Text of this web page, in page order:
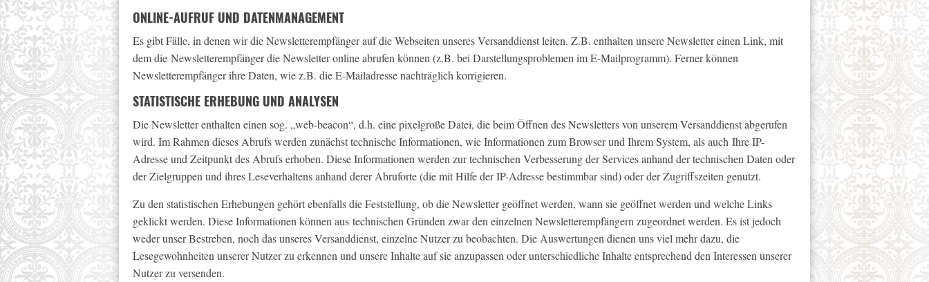
ONLINE-AUFRUF UND DATENMANAGEMENT
Es gibt Fälle, in denen wir die Newsletterempfänger auf die Webseiten unseres Versanddienst leiten. Z.B. enthalten unsere Newsletter einen Link, mit
dem die Newsletterempfänger die Newsletter online abrufen können (z.B. bei Darstellungsproblemen im E-Mailprogramm). Ferner können
Newsletterempfänger ihre Daten, wie z.B. die E-Mailadresse nachträglich korrigieren.
STATISTISCHE ERHEBUNG UND ANALYSEN
Die Newsletter enthalten einen sog. „web-beacon“, d.h. eine pixelgroße Datei, die beim Öffnen des Newsletters von unserem Versanddienst abgerufen
wird. Im Rahmen dieses Abrufs werden zunächst technische Informationen, wie Informationen zum Browser und Ihrem System, als auch Ihre IP-
Adresse und Zeitpunkt des Abrufs erhoben. Diese Informationen werden zur technischen Verbesserung der Services anhand der technischen Daten oder
der Zielgruppen und ihres Leseverhaltens anhand derer Abruforte (die mit Hilfe der IP-Adresse bestimmbar sind) oder der Zugriffszeiten genutzt.
Zu den statistischen Erhebungen gehört ebenfalls die Feststellung, ob die Newsletter geöffnet werden, wann sie geöffnet werden und welche Links
geklickt werden. Diese Informationen können aus technischen Gründen zwar den einzelnen Newsletterempfängern zugeordnet werden. Es ist jedoch
weder unser Bestreben, noch das unseres Versanddienst, einzelne Nutzer zu beobachten. Die Auswertungen dienen uns viel mehr dazu, die
Lesegewohnheiten unserer Nutzer zu erkennen und unsere Inhalte auf sie anzupassen oder unterschiedliche Inhalte entsprechend den Interessen unserer
Nutzer zu versenden.